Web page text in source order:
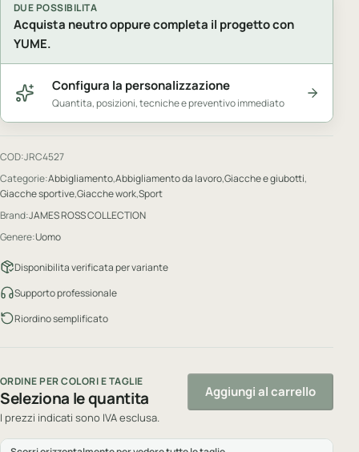
DUE POSSIBILITA
Acquista neutro oppure completa il progetto con
YUME.
Configura la personalizzazione
Quantita, posizioni, tecniche e preventivo immediato
COD:JRC4527
Categorie:Abbigliamento,Abbigliamento da lavoro,Giacche e giubotti,
Giacche sportive,Giacche work,Sport
Brand:JAMES ROSS COLLECTION
Genere:Uomo
Disponibilita verificata per variante
Supporto professionale
Riordino semplificato
ORDINE PER COLORI E TAGLIE
Seleziona le quantita
I prezzi indicati sono IVA esclusa.
Aggiungi al carrello